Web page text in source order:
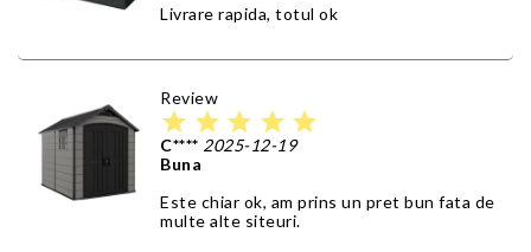
Livrare rapida, totul ok
Review
star star star star star
C**** 2025-12-19
Buna
Este chiar ok, am prins un pret bun fata de
multe alte siteuri.